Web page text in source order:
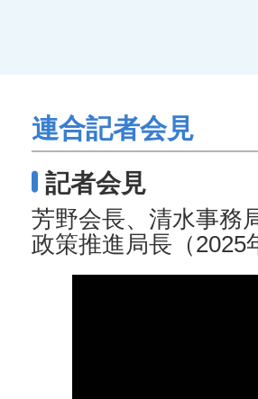
連合記者会見
記者会見
芳野会長、清水事務
政策推進局長（2025